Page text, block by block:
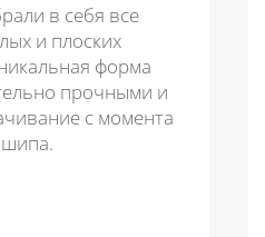
в себя все
и плоских
форма
прочными и
с момента
шипа.